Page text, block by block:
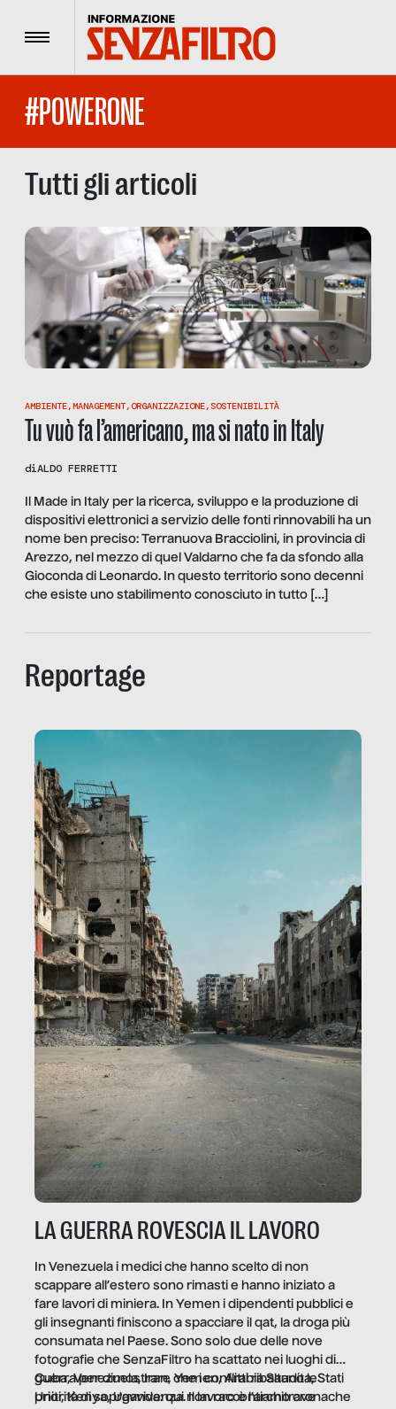
Menu
#POWERONE
Tutti gli articoli
AMBIENTE,MANAGEMENT,ORGANIZZAZIONE, SOSTENIBILITÀ
Tu vuò fa l’americano, ma si nato in Italy
diALDO FERRETTI
Il Made in Italy per la ricerca, sviluppo e la produzione di
dispositivi elettronici a servizio delle fonti rinnovabili ha un
nome ben preciso: Terranuova Bracciolini, in provincia di
Arezzo, nel mezzo di quel Valdarno che fa da sfondo alla
Gioconda di Leonardo. In questo territorio sono decenni
che esiste uno stabilimento conosciuto in tutto […]
Reportage
LA GUERRA ROVESCIA IL LAVORO
In Venezuela i medici che hanno scelto di non
scappare all’estero sono rimasti e hanno iniziato a
fare lavori di miniera. In Yemen i dipendenti pubblici e
gli insegnanti finiscono a spacciare il qat, la droga più
consumata nel Paese. Sono solo due delle nove
fotografie che SenzaFiltro ha scattato nei luoghi di
guerra per dimostrare che i conflitti ribaltano le
priorità di sopravvivenza. Il lavoro è l’architrave
Cuba, Venezuela, Iran, Yemen, Arabia Saudita, Stati
Uniti, Kenya, Uganda: qui non raccontiamo cronache